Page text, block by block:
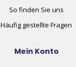
So finden Sie uns
Häufig gestellte Fragen
Mein Konto